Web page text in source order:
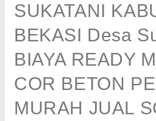
SUKATANI
BEKASI Desa
BIAYA READY
COR BETON
MURAH JUAL